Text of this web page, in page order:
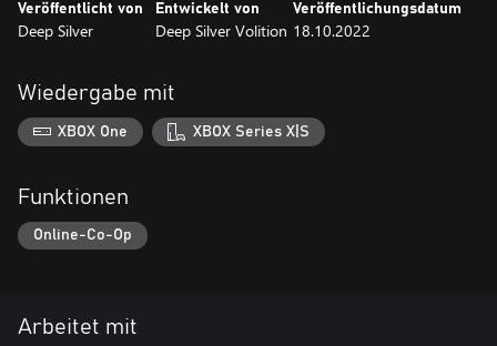
Veröffentlicht von
Deep Silver
Entwickelt von
Deep Silver Volition
Veröffentlichungsdatum
18.10.2022
Wiedergabe mit
XBOX One XBOX Series X|S
Funktionen
Online-Co-Op
Arbeitet mit